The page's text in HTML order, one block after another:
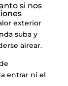
si nos
exterior
suba y
airear.
entrar ni el